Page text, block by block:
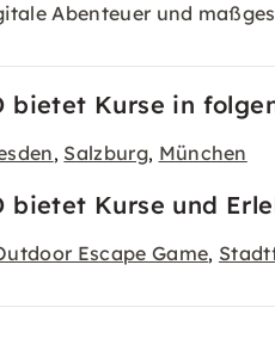
Abenteuer und
bietet Kurse in
, Salzburg, München
bietet Kurse und
Escape Game,